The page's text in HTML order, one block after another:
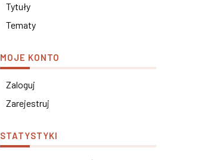
Tytuły
Tematy
MOJE KONTO
Zaloguj
Zarejestruj
STATYSTYKI